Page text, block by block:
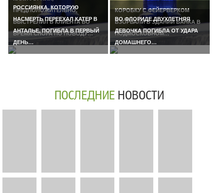
ПРЕДПОЛОЖИТЕЛЬНО,
ВЫСТРЕЛИЛ В КЛИЕНТА ВО
ВРЕМЯ СПОРА ПО ПОВОДУ…
КОРОБКУ С ФЕЙЕРВЕРКОМ
ВЗОРВАЛИ В ЗДАНИИ БАНКА В
ПОДМОСКОВНОМ…
РОССИЯНКА, КОТОРУЮ
НАСМЕРТЬ ПЕРЕЕХАЛ КАТЕР В
АНТАЛЬЕ, ПОГИБЛА В ПЕРВЫЙ
ДЕНЬ…
ВО ФЛОРИДЕ ДВУХЛЕТНЯЯ
ДЕВОЧКА ПОГИБЛА ОТ УДАРА
ДОМАШНЕГО…
ПОСЛЕДНИЕ НОВОСТИ